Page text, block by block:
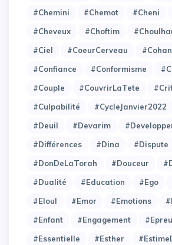
#Chemini
#Chemot #Cheni
#Cheveux
#Choftim
#Ciel
#CoeurCerveau
#Confiance
#Conformisme
#Couple
#CouvrirLaTete
#Culpabilité
#CycleJanvier2022
#Deuil
#Devarim
#Différences
#Dina #Dispute
#DonDeLaTorah
#Douceur
#Dualité
#Education #Ego
#Eloul
#Emor #Emotions
#Enfant
#Engagement
#Essentielle
#Esther